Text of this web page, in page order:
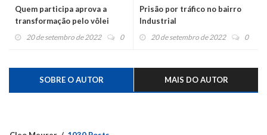
Quem participa aprova a
transformação pelo vôlei
20 de setembro de 2022 0
Prisão por tráfico no bairro
Industrial
20 de setembro de 2022 0
SOBRE O AUTOR MAIS DO AUTOR